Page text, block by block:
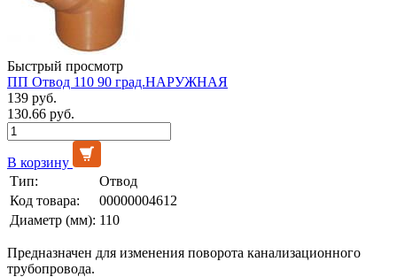
Быстрый просмотр
ПП Отвод 110 90 град.НАРУЖНАЯ
139 руб.
130.66 руб.
В корзину
Тип:
Отвод
Код товара:
00000004612
Диаметр (мм): 110
Предназначен для изменения поворота канализационного
трубопровода.